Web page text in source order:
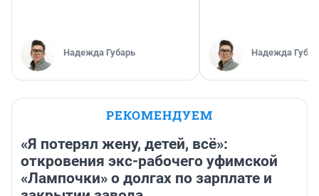
Надежда Губарь Надежда
РЕКОМЕНДУЕМ
«Я потерял жену, детей, всё»:
откровения экс-рабочего уфимской
«Лампочки» о долгах по зарплате и